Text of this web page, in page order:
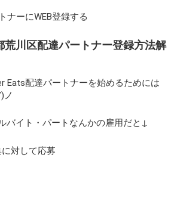
ナーにWEB登録する
荒川区配達パートナー登録方法解
Eats配達パートナーを始めるためには
ノ
バイト・パートなんかの雇用だと↓
対して応募